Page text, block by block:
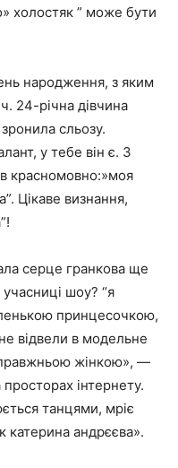
холостяк ” може бути
народження, з яким
24-річна дівчина
сльозу.
у тебе він є. З
красномовно:»моя
Цікаве визнання,
серце гранкова ще
учасниці шоу? “я
принцесочкою,
відвели в модельне
жінкою», —
просторах інтернету.
танцями, мріє
катерина андрєєва».